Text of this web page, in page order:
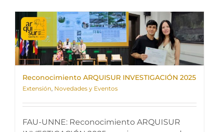
Reconocimiento ARQUISUR INVESTIGACIÓN 2025
Extensión, Novedades y Eventos
FAU-UNNE: Reconocimiento ARQUISUR